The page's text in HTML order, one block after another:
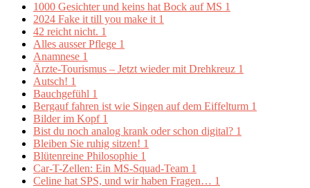
1000 Gesichter und keins hat Bock auf MS 1
2024 Fake it till you make it 1
42 reicht nicht. 1
Alles ausser Pflege 1
Anamnese 1
Ärzte-Tourismus – Jetzt wieder mit Drehkreuz 1
Autsch! 1
Bauchgefühl 1
Bergauf fahren ist wie Singen auf dem Eiffelturm 1
Bilder im Kopf 1
Bist du noch analog krank oder schon digital? 1
Bleiben Sie ruhig sitzen! 1
Blütenreine Philosophie 1
Car-T-Zellen: Ein MS-Squad-Team 1
Celine hat SPS, und wir haben Fragen… 1